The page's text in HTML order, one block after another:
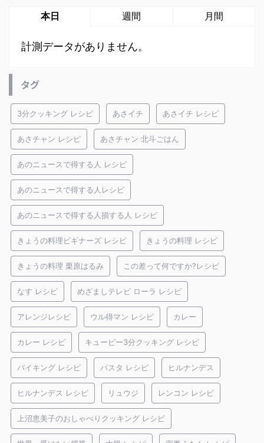
本日 週間 月間
計測データがありません。
タグ
3分クッキング レシピ あさイチ あさイチ レシピ
あさチャン レシピ あさチャン 北斗ごはん
あのニュースで得する人 レシピ
あのニュースで得する人レシピ
あのニュースで得する人損する人 レシピ
きょうの料理ビギナーズ レシピ きょうの料理 レシピ
きょうの料理 栗原はるみ この差って何ですか?レシピ
なす レシピ めざましテレビ ローラ レシピ
アレンジレシピ ウル得マン レシピ カレー
カレー レシピ キューピー3分クッキング レシピ
バイキング レシピ パスタ レシピ ヒルナンデス
ヒルナンデス レシピ リュウジ レンコン レシピ
上沼恵美子のおしゃべりクッキング レシピ